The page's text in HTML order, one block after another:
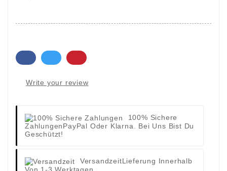
Write your review
100% Sichere
ZahlungenPayPal Oder Klarna. Bei Uns Bist Du
Geschützt!
VersandzeitLieferung Innerhalb